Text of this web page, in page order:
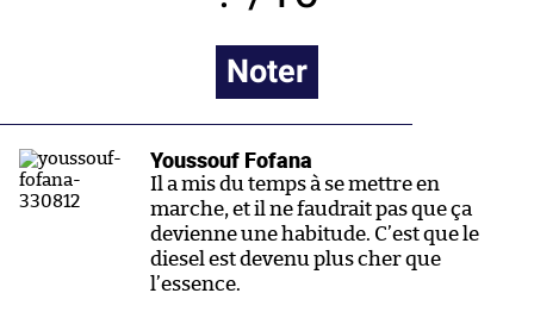
Noter
Youssouf Fofana
Il a mis du temps à se mettre en
marche, et il ne faudrait pas que ça
devienne une habitude. C’est que le
diesel est devenu plus cher que
l’essence.